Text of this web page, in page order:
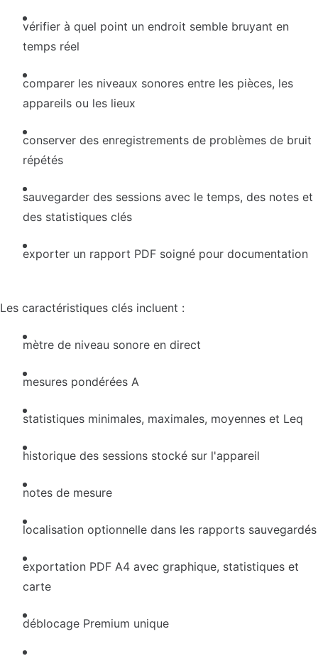
vérifier à quel point un endroit semble bruyant en
temps réel
comparer les niveaux sonores entre les pièces, les
appareils ou les lieux
conserver des enregistrements de problèmes de bruit
répétés
sauvegarder des sessions avec le temps, des notes et
des statistiques clés
exporter un rapport PDF soigné pour documentation
Les caractéristiques clés incluent :
mètre de niveau sonore en direct
mesures pondérées A
statistiques minimales, maximales, moyennes et Leq
historique des sessions stocké sur l'appareil
notes de mesure
localisation optionnelle dans les rapports sauvegardés
exportation PDF A4 avec graphique, statistiques et
carte
déblocage Premium unique